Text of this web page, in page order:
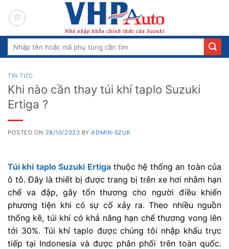
Search
TIN TỨC
Khi nào cần thay túi khí taplo Suzuki
Ertiga ?
POSTED ON 28/10/2023 BYADMIN-SZUK
Túi khí taplo Suzuki Ertigathuộc hệ thống an toàn của
ô tô. Đây là thiết bị được trang bị trên xe hơi nhằm hạn
chế va đập, gây tổn thương cho người điều khiển
phương tiện khi có sự cố xảy ra. Theo nhiều nguồn
thống kê, túi khí có khả năng hạn chế thương vong lên
tới 30%. Túi khí taplo được chúng tôi nhập khẩu trực
tiếp tại Indonesia và được phân phối trên toàn quốc.